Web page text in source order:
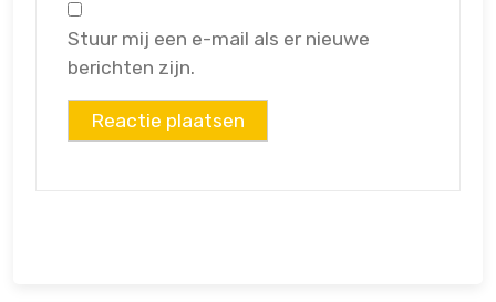
Stuur mij een e-mail als er nieuwe
berichten zijn.